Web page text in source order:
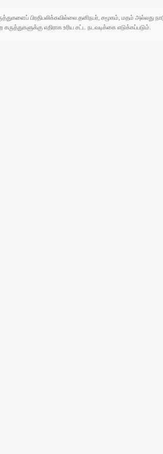
பிரதிபலிக்கவில்லை.தனிநபர், சமூகம், மதம் அல்லது
எதிராக உரிய சட்ட நடவடிக்கை எடுக்கப்படும்.